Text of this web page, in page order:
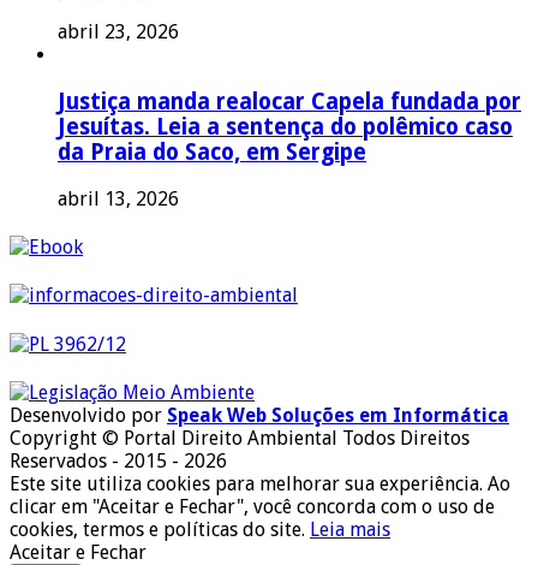
abril 23, 2026
Justiça manda realocar Capela fundada por
Jesuítas. Leia a sentença do polêmico caso
da Praia do Saco, em Sergipe
abril 13, 2026
Desenvolvido por Speak Web Soluções em Informática
Copyright © Portal Direito Ambiental Todos Direitos
Reservados - 2015 - 2026
Este site utiliza cookies para melhorar sua experiência. Ao
clicar em "Aceitar e Fechar", você concorda com o uso de
cookies, termos e políticas do site. Leia mais
Aceitar e Fechar